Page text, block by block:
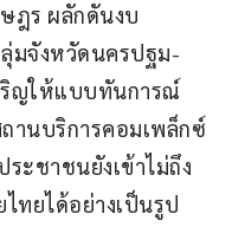
ฎร ผลักดันงบ
มจังหวัดนครปฐม-
ริญให้แบบทันการณ์
านบริการคอมเพล็กซ์
ระชาชนยังเข้าไม่ถึง
ทยได้อย่างเป็นรูป